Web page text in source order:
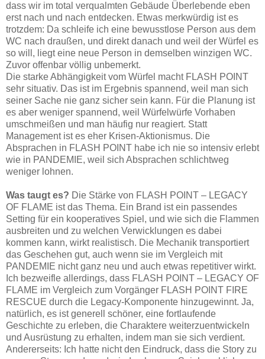
dass wir im total verqualmten Gebäude Überlebende eben
erst nach und nach entdecken. Etwas merkwürdig ist es
trotzdem: Da schleife ich eine bewusstlose Person aus dem
WC nach draußen, und direkt danach und weil der Würfel es
so will, liegt eine neue Person in demselben winzigen WC.
Zuvor offenbar völlig unbemerkt.
Die starke Abhängigkeit vom Würfel macht FLASH POINT
sehr situativ. Das ist im Ergebnis spannend, weil man sich
seiner Sache nie ganz sicher sein kann. Für die Planung ist
es aber weniger spannend, weil Würfelwürfe Vorhaben
umschmeißen und man häufig nur reagiert. Statt
Management ist es eher Krisen-Aktionismus. Die
Absprachen in FLASH POINT habe ich nie so intensiv erlebt
wie in PANDEMIE, weil sich Absprachen schlichtweg
weniger lohnen.
Was taugt es? Die Stärke von FLASH POINT – LEGACY
OF FLAME ist das Thema. Ein Brand ist ein passendes
Setting für ein kooperatives Spiel, und wie sich die Flammen
ausbreiten und zu welchen Verwicklungen es dabei
kommen kann, wirkt realistisch. Die Mechanik transportiert
das Geschehen gut, auch wenn sie im Vergleich mit
PANDEMIE nicht ganz neu und auch etwas repetitiver wirkt.
Ich bezweifle allerdings, dass FLASH POINT – LEGACY OF
FLAME im Vergleich zum Vorgänger FLASH POINT FIRE
RESCUE durch die Legacy-Komponente hinzugewinnt. Ja,
natürlich, es ist generell schöner, eine fortlaufende
Geschichte zu erleben, die Charaktere weiterzuentwickeln
und Ausrüstung zu erhalten, indem man sie sich verdient.
Andererseits: Ich hatte nicht den Eindruck, dass die Story zu